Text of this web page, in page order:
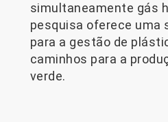
simultaneamente gás
pesquisa oferece uma
para a gestão de
caminhos para a
verde.